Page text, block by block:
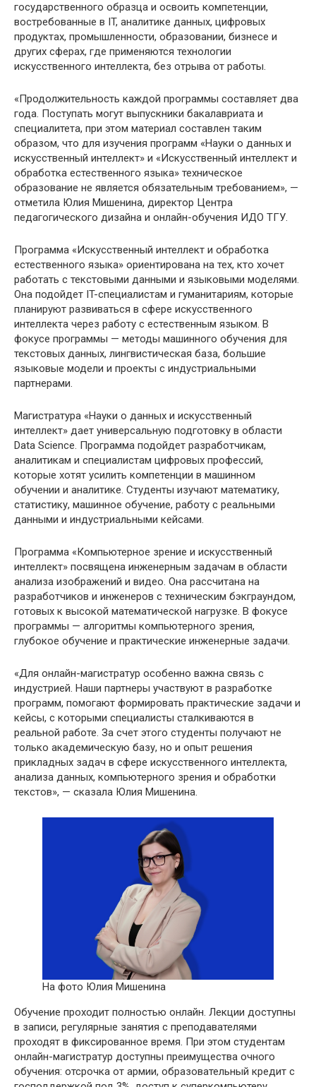
государственного образца и освоить компетенции,
востребованные в IT, аналитике данных, цифровых
продуктах, промышленности, образовании, бизнесе и
других сферах, где применяются технологии
искусственного интеллекта, без отрыва от работы.
«Продолжительность каждой программы составляет два
года. Поступать могут выпускники бакалавриата и
специалитета, при этом материал составлен таким
образом, что для изучения программ «Науки о данных и
искусственный интеллект» и «Искусственный интеллект и
обработка естественного языка» техническое
образование не является обязательным требованием», —
отметила Юлия Мишенина, директор Центра
педагогического дизайна и онлайн-обучения ИДО ТГУ.
Программа «Искусственный интеллект и обработка
естественного языка» ориентирована на тех, кто хочет
работать с текстовыми данными и языковыми моделями.
Она подойдет IT-специалистам и гуманитариям, которые
планируют развиваться в сфере искусственного
интеллекта через работу с естественным языком. В
фокусе программы — методы машинного обучения для
текстовых данных, лингвистическая база, большие
языковые модели и проекты с индустриальными
партнерами.
Магистратура «Науки о данных и искусственный
интеллект» дает универсальную подготовку в области
Data Science. Программа подойдет разработчикам,
аналитикам и специалистам цифровых профессий,
которые хотят усилить компетенции в машинном
обучении и аналитике. Студенты изучают математику,
статистику, машинное обучение, работу с реальными
данными и индустриальными кейсами.
Программа «Компьютерное зрение и искусственный
интеллект» посвящена инженерным задачам в области
анализа изображений и видео. Она рассчитана на
разработчиков и инженеров с техническим бэкграундом,
готовых к высокой математической нагрузке. В фокусе
программы — алгоритмы компьютерного зрения,
глубокое обучение и практические инженерные задачи.
«Для онлайн-магистратур особенно важна связь с
индустрией. Наши партнеры участвуют в разработке
программ, помогают формировать практические задачи и
кейсы, с которыми специалисты сталкиваются в
реальной работе. За счет этого студенты получают не
только академическую базу, но и опыт решения
прикладных задач в сфере искусственного интеллекта,
анализа данных, компьютерного зрения и обработки
текстов», — сказала Юлия Мишенина.
На фото Юлия Мишенина
Обучение проходит полностью онлайн. Лекции доступны
в записи, регулярные занятия с преподавателями
проходят в фиксированное время. При этом студентам
онлайн-магистратур доступны преимущества очного
обучения: отсрочка от армии, образовательный кредит с